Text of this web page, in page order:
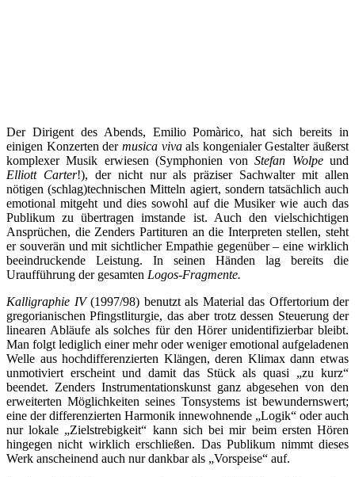
Der Dirigent des Abends, Emilio Pomàrico, hat sich bereits in
einigen Konzerten der musica vivaals kongenialer Gestalter äußerst
komplexer Musik erwiesen (Symphonien vonStefan Wolpeund
Elliott Carter!), der nicht nur als präziser Sachwalter mit allen
nötigen (schlag)technischen Mitteln agiert, sondern tatsächlich auch
emotional mitgeht und dies sowohl auf die Musiker wie auch das
Publikum zu übertragen imstande ist. Auch den vielschichtigen
Ansprüchen, die Zenders Partituren an die Interpreten stellen, steht
er souverän und mit sichtlicher Empathie gegenüber – eine wirklich
beeindruckende Leistung. In seinen Händen lag bereits die
Uraufführung der gesamten Logos-Fragmente.
Kalligraphie IV(1997/98) benutzt als Material das Offertorium der
gregorianischen Pfingstliturgie, das aber trotz dessen Steuerung der
linearen Abläufe als solches für den Hörer unidentifizierbar bleibt.
Man folgt lediglich einer mehr oder weniger emotional aufgeladenen
Welle aus hochdifferenzierten Klängen, deren Klimax dann etwas
unmotiviert erscheint und damit das Stück als quasi „zu kurz“
beendet. Zenders Instrumentationskunst ganz abgesehen von den
erweiterten Möglichkeiten seines Tonsystems ist bewundernswert;
eine der differenzierten Harmonik innewohnende „Logik“ oder auch
nur lokale „Zielstrebigkeit“ kann sich bei mir beim ersten Hören
hingegen nicht wirklich erschließen. Das Publikum nimmt dieses
Werk anscheinend auch nur dankbar als „Vorspeise“ auf.